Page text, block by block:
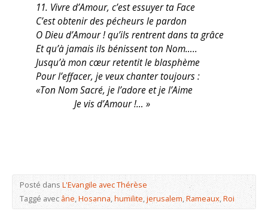
11. Vivre d’Amour, c’est essuyer ta Face
C’est obtenir des pécheurs le pardon
O Dieu d’Amour ! qu’ils rentrent dans ta grâce
Et qu’à jamais ils bénissent ton Nom…..
Jusqu’à mon cœur retentit le blasphème
Pour l’effacer, je veux chanter toujours :
«Ton Nom Sacré, je l’adore et je l’Aime
Je vis d’Amour !… »
Posté dansL'Evangile avec Thérèse
Taggé avecâne,Hosanna,humilite,jerusalem,Rameaux,Roi